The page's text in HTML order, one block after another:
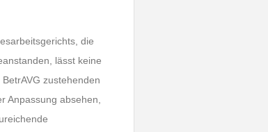
die
lässt keine
zustehenden
Anpassung absehen,